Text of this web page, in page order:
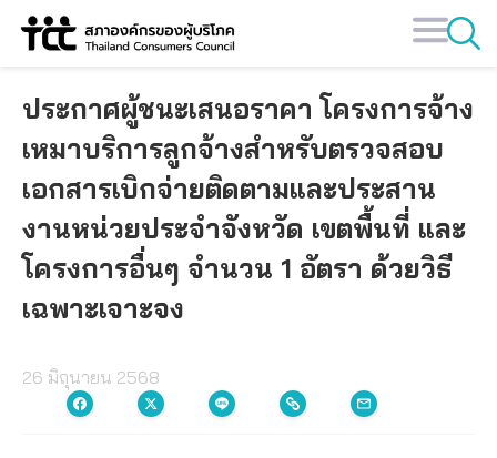
Skip
ประกาศผู้ชนะเสนอราคา โครงการจ้าง
เหมาบริการลูกจ้างสำหรับตรวจสอบ
เอกสารเบิกจ่ายติดตามและประสาน
งานหน่วยประจำจังหวัด เขตพื้นที่ และ
โครงการอื่นๆ จำนวน 1 อัตรา ด้วยวิธี
เฉพาะเจาะจง
26 มิถุนายน 2568